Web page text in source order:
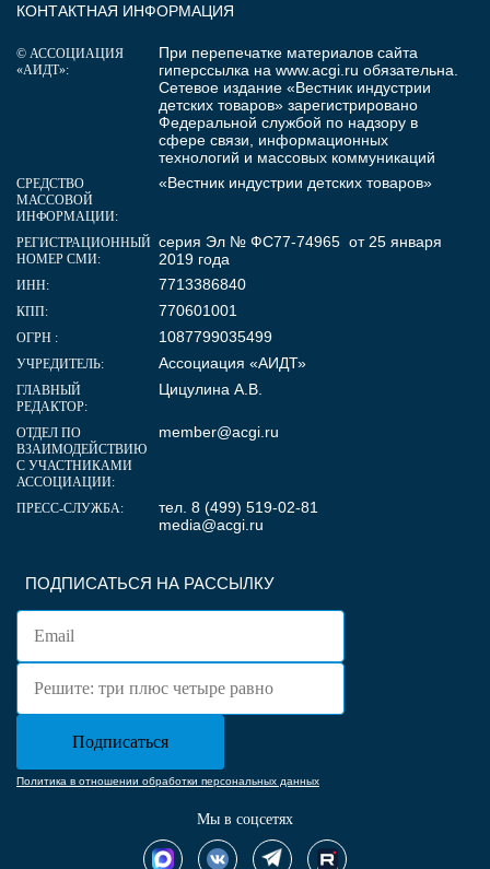
ПОДПИСАТЬСЯ НА РАССЫЛКУ
Политика в отношении обработки персональных данных
Мы в соцсетях
КОНТАКТНАЯ ИНФОРМАЦИЯ
© АССОЦИАЦИЯ
«АИДТ»:
При перепечатке материалов сайта
гиперссылка на www.acgi.ru обязательна.
Сетевое издание «Вестник индустрии
детских товаров» зарегистрировано
Федеральной службой по надзору в
сфере связи, информационных
технологий и массовых коммуникаций
СРЕДСТВО
МАССОВОЙ
ИНФОРМАЦИИ:
«Вестник индустрии детских товаров»
РЕГИСТРАЦИОННЫЙ
НОМЕР СМИ:
серия Эл № ФС77-74965 от 25 января
2019 года
ИНН: 7713386840
КПП: 770601001
ОГРН : 1087799035499
УЧРЕДИТЕЛЬ: Ассоциация «АИДТ»
ГЛАВНЫЙ
РЕДАКТОР:
Цицулина А.В.
ОТДЕЛ ПО
ВЗАИМОДЕЙСТВИЮ
С УЧАСТНИКАМИ
АССОЦИАЦИИ:
member@acgi.ru
ПРЕСС-СЛУЖБА:
тел. 8 (499) 519-02-81
media@acgi.ru